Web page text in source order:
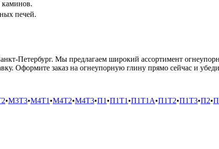
каминов.
печей.
Петербург. Мы предлагаем широкий ассортимент
Оформите заказ на огнеупорную глину прямо сейчас и
•М3Т3•М4Т1 •М4Т2•М4Т3•П1 •П1Т1 •П1Т1А•П1Т2•П1Т3•П2•